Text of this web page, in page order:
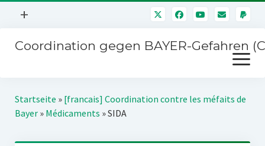
Menü
+
Mitmachen
Über uns
Coordination gegen BAYER-Gefahren
Menü
öffnen
Kampagnen
Startseite » [francais] Coordination contre les méfaits de
Bayer» Médicaments »SIDA